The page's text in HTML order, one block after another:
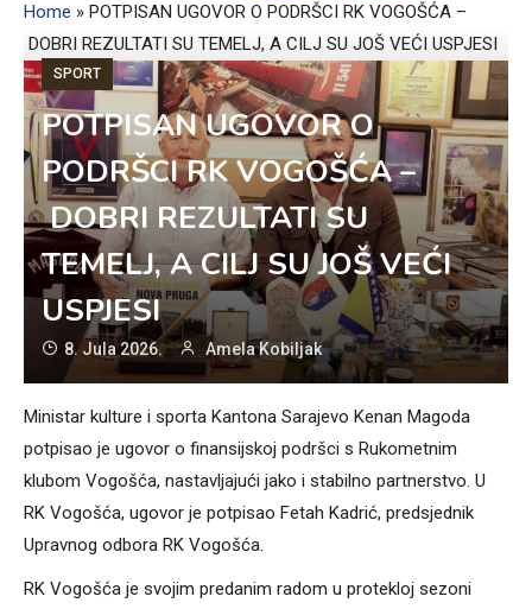
Home » POTPISAN UGOVOR O PODRŠCI RK VOGOŠĆA –
DOBRI REZULTATI SU TEMELJ, A CILJ SU JOŠ VEĆI USPJESI
SPORT
POTPISAN UGOVOR O
PODRŠCI RK VOGOŠĆA –
DOBRI REZULTATI SU
TEMELJ, A CILJ SU JOŠ VEĆI
USPJESI
8. Jula 2026. Amela Kobiljak
Ministar kulture i sporta Kantona Sarajevo Kenan Magoda
potpisao je ugovor o finansijskoj podršci s Rukometnim
klubom Vogošća, nastavljajući jako i stabilno partnerstvo. U
RK Vogošća, ugovor je potpisao Fetah Kadrić, predsjednik
Upravnog odbora RK Vogošća.
RK Vogošća je svojim predanim radom u protekloj sezoni